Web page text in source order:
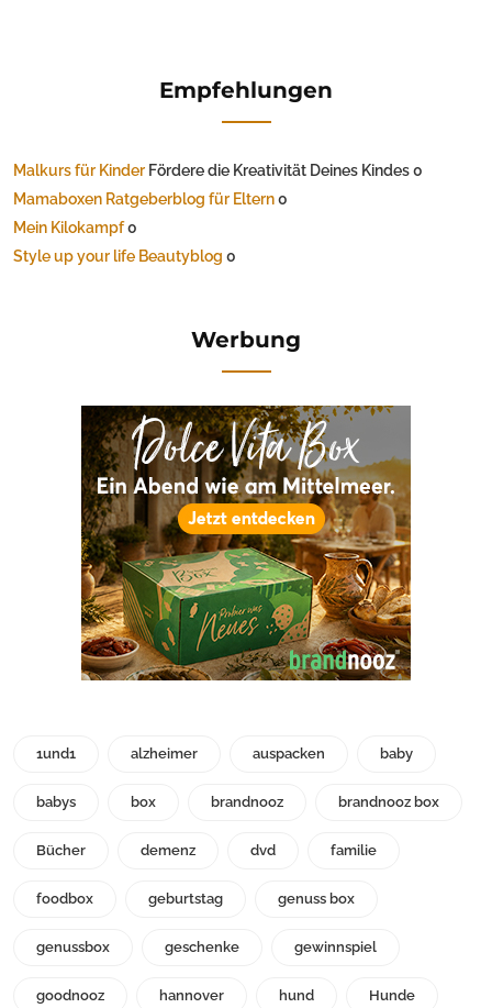
Empfehlungen
Malkurs für Kinder Fördere die Kreativität Deines Kindes 0
Mamaboxen Ratgeberblog für Eltern0
Mein Kilokampf0
Style up your life Beautyblog 0
Werbung
1und1 alzheimer auspacken baby
babys box brandnooz brandnooz box
Bücher demenz dvd familie
foodbox geburtstag genuss box
genussbox geschenke gewinnspiel
goodnooz hannover hund Hunde